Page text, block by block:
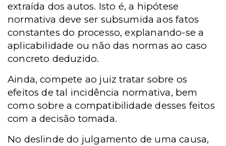
extraída dos autos. Isto é, a hipótese
normativa deve ser subsumida aos fatos
constantes do processo, explanando-se a
aplicabilidade ou não das normas ao caso
concreto deduzido.
Ainda, compete ao juiz tratar sobre os
efeitos de tal incidência normativa, bem
como sobre a compatibilidade desses feitos
com a decisão tomada.
No deslinde do julgamento de uma causa,